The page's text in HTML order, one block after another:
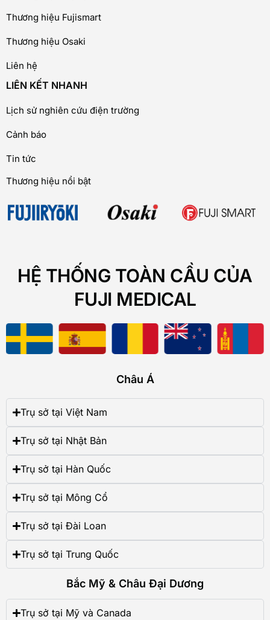
Thương hiệu Fujismart
Thương hiệu Osaki
Liên hệ
LIÊN KẾT NHANH
Lịch sử nghiên cứu điện trường
Cảnh báo
Tin tức
Thương hiệu nổi bật
HỆ THỐNG TOÀN CẦU CỦA
FUJI MEDICAL
Châu Á
Trụ sở tại Việt Nam
Trụ sở tại Nhật Bản
Trụ sở tại Hàn Quốc
Trụ sở tại Mông Cổ
Trụ sở tại Đài Loan
Trụ sở tại Trung Quốc
Bắc Mỹ & Châu Đại Dương
Trụ sở tại Mỹ và Canada